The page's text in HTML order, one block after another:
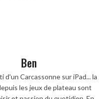
Ben
d'un Carcassonne sur iPad... la
les jeux de plateau sont